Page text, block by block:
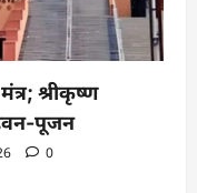
श्रीकृष्ण
पूजन
0